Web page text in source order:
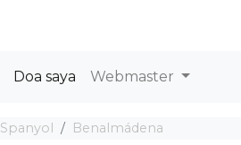
Doa saya Webmaster
Spanyol Benalmádena